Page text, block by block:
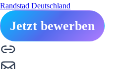
Randstad Deutschland
Jetzt bewerben